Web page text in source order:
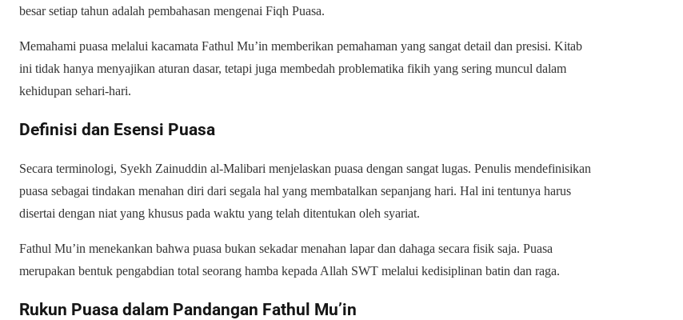
besar setiap tahun adalah pembahasan mengenai Fiqh Puasa.
Memahami puasa melalui kacamata Fathul Mu’in memberikan pemahaman yang sangat detail dan presisi. Kitab
ini tidak hanya menyajikan aturan dasar, tetapi juga membedah problematika fikih yang sering muncul dalam
kehidupan sehari-hari.
Definisi dan Esensi Puasa
Secara terminologi, Syekh Zainuddin al-Malibari menjelaskan puasa dengan sangat lugas. Penulis mendefinisikan
puasa sebagai tindakan menahan diri dari segala hal yang membatalkan sepanjang hari. Hal ini tentunya harus
disertai dengan niat yang khusus pada waktu yang telah ditentukan oleh syariat.
Fathul Mu’in menekankan bahwa puasa bukan sekadar menahan lapar dan dahaga secara fisik saja. Puasa
merupakan bentuk pengabdian total seorang hamba kepada Allah SWT melalui kedisiplinan batin dan raga.
Rukun Puasa dalam Pandangan Fathul Mu’in